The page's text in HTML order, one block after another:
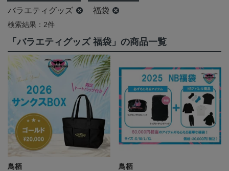
バラエティグッズ 福袋
検索結果：2件
「バラエティグッズ 福袋」の商品一覧
鳥栖
鳥栖